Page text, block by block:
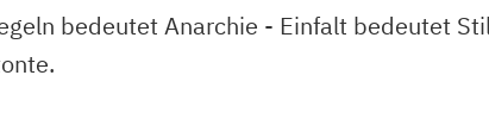
bedeutet Anarchie - Einfalt bedeutet